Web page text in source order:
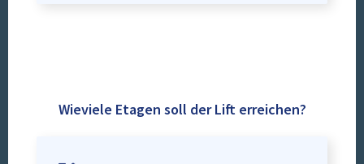
Wieviele Etagen soll der Lift erreichen?